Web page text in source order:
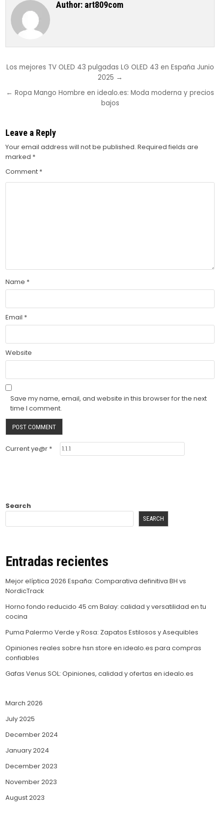
Author: art809com
Post
Los mejores TV OLED 43 pulgadas LG OLED 43 en España Junio
2025 →
← Ropa Mango Hombre en idealo.es: Moda moderna y precios
bajos
Leave a Reply
Your email address will not be published. Required fields are
marked *
Comment *
Name *
Email *
Website
Save my name, email, and website in this browser for the next
time I comment.
Current ye@r *
Search
SEARCH
Entradas recientes
Mejor elíptica 2026 España: Comparativa definitiva BH vs
NordicTrack
Horno fondo reducido 45 cm Balay: calidad y versatilidad en tu
cocina
Puma Palermo Verde y Rosa: Zapatos Estilosos y Asequibles
Opiniones reales sobre hsn store en idealo.es para compras
confiables
Gafas Venus SOL: Opiniones, calidad y ofertas en idealo.es
March 2026
July 2025
December 2024
January 2024
December 2023
November 2023
August 2023